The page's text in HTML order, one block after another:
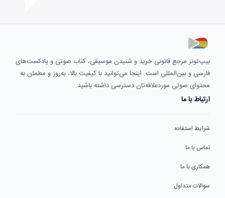
بیپ‌تونز مرجع قانونی خرید و شنیدن موسیقی، کتاب صوتی و پادکست‌های
فارسی و بین‌المللی است. اینجا می‌توانید با کیفیت بالا، به‌روز و مطمئن به
محتوای صوتی موردعلاقه‌تان دسترسی داشته باشید.
ارتباط با ما
شرایط استفاده
تماس با ما
همکاری با ما
سوالات متداول